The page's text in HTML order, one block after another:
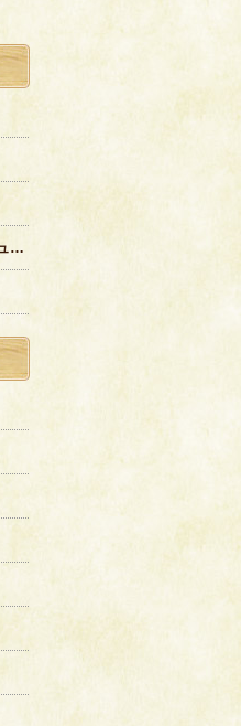
メロンのパンナコッタがリニューアル